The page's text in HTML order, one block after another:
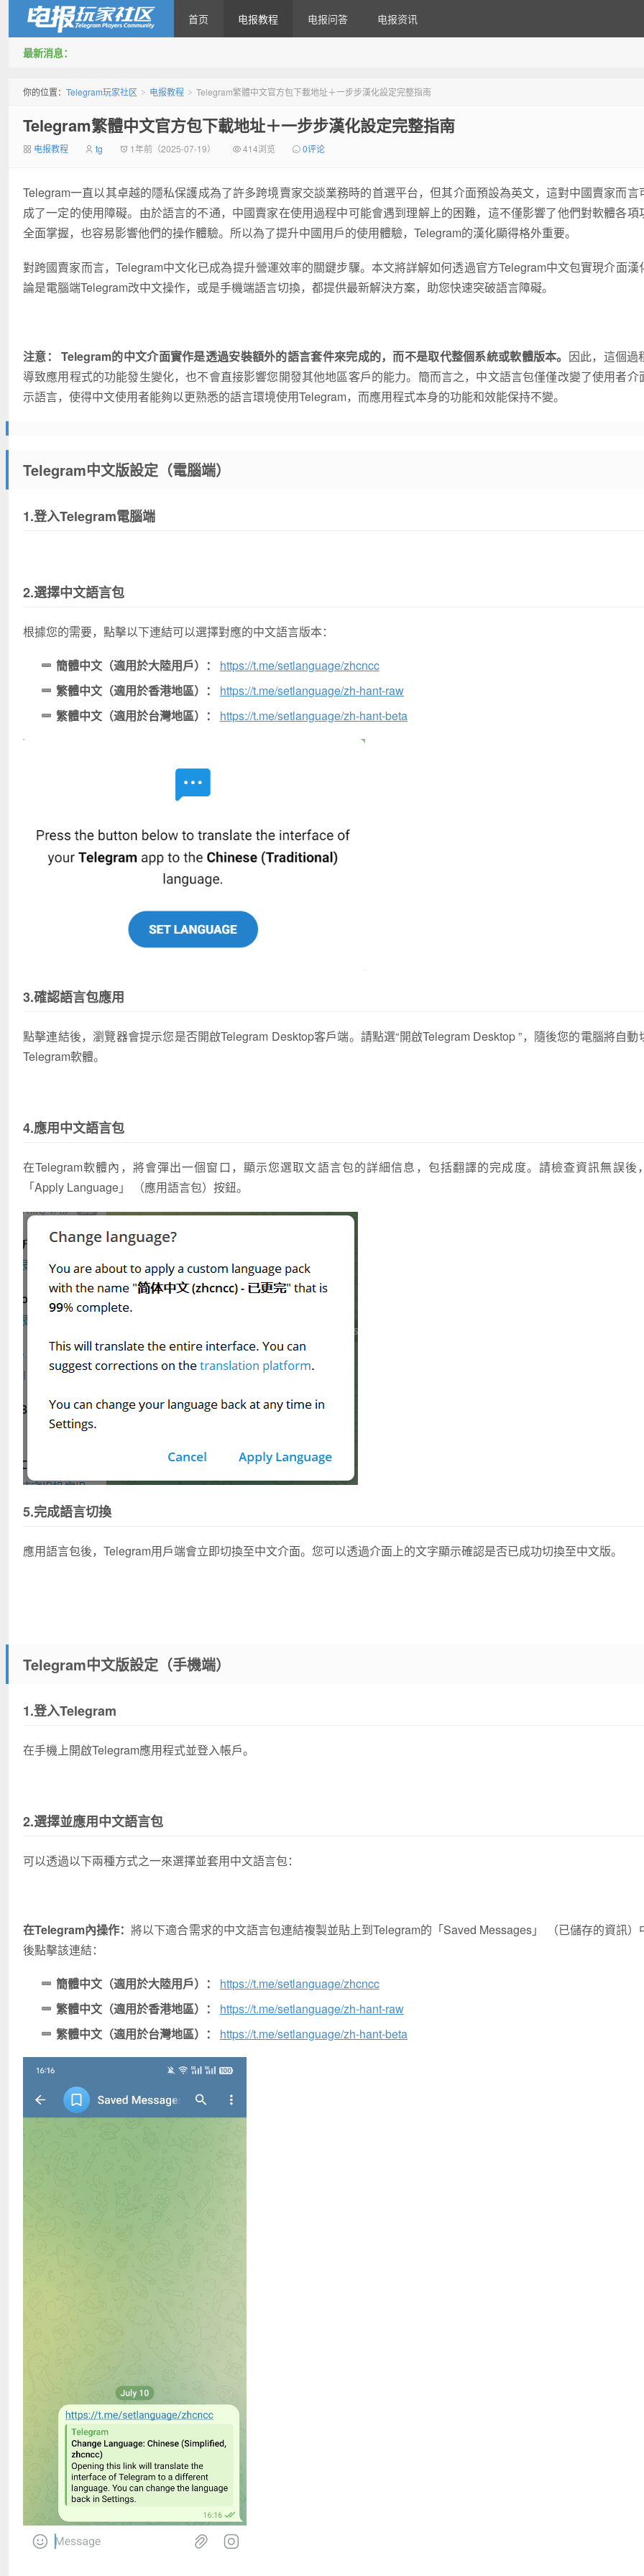
首页 电报教程 电报问答 电报资讯
最新消息：
你的位置： Telegram玩家社区 > 电报教程 > Telegram繁體中文官方包下載地址＋一步步漢化設定完整指南
Telegram繁體中文官方包下載地址＋一步步漢化設定完整指南
电报教程 tg 1年前（2025-07-19） 414浏览 0评论
Telegram一直以其卓越的隱私保護成為了許多跨境賣家交談業務時的首選平台，但其介面預設為英文，這對中國賣家而言
成了一定的使用障礙。由於語言的不通，中國賣家在使用過程中可能會遇到理解上的困難，這不僅影響了他們對軟體各項
全面掌握，也容易影響他們的操作體驗。所以為了提升中國用戶的使用體驗，Telegram的漢化顯得格外重要。
對跨國賣家而言，Telegram中文化已成為提升營運效率的關鍵步驟。本文將詳解如何透過官方Telegram中文包實現介面漢
論是電腦端Telegram改中文操作，或是手機端語言切換，都提供最新解決方案，助您快速突破語言障礙。
注意： Telegram的中文介面實作是透過安裝額外的語言套件來完成的，而不是取代整個系統或軟體版本。 因此，這個過
導致應用程式的功能發生變化，也不會直接影響您開發其他地區客戶的能力。簡而言之，中文語言包僅僅改變了使用者介
示語言，使得中文使用者能夠以更熟悉的語言環境使用Telegram，而應用程式本身的功能和效能保持不變。
Telegram中文版設定（電腦端）
1.登入Telegram電腦端
2.選擇中文語言包
根據您的需要，點擊以下連結可以選擇對應的中文語言版本：
簡體中文（適用於大陸用戶）：
https://t.me/setlanguage/zhcncc
繁體中文（適用於香港地區）：
https://t.me/setlanguage/zh-hant-raw
繁體中文（適用於台灣地區）：
https://t.me/setlanguage/zh-hant-beta
3.確認語言包應用
點擊連結後，瀏覽器會提示您是否開啟Telegram Desktop客戶端。請點選“開啟Telegram Desktop”，隨後您的電腦將自動
Telegram軟體。
4.應用中文語言包
在Telegram軟體內，將會彈出一個窗口，顯示您選取文語言包的詳細信息，包括翻譯的完成度。請檢查資訊無誤後
「Apply Language」
（應用語言包）按鈕。
5.完成語言切換
應用語言包後，Telegram用戶端會立即切換至中文介面。您可以透過介面上的文字顯示確認是否已成功切換至中文版。
Telegram中文版設定（手機端）
1.登入Telegram
在手機上開啟Telegram應用程式並登入帳戶。
2.選擇並應用中文語言包
可以透過以下兩種方式之一來選擇並套用中文語言包：
在Telegram內操作：將以下適合需求的中文語言包連結複製並貼上到Telegram的 「Saved Messages」
（已儲存的資訊
後點擊該連結：
簡體中文（適用於大陸用戶）：
https://t.me/setlanguage/zhcncc
繁體中文（適用於香港地區）：
https://t.me/setlanguage/zh-hant-raw
繁體中文（適用於台灣地區）：
https://t.me/setlanguage/zh-hant-beta